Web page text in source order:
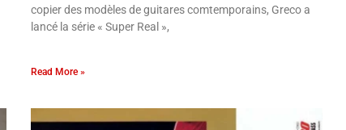
copier des modèles de guitares comtemporains, Greco a
lancé la série « Super Real »,
Read More »